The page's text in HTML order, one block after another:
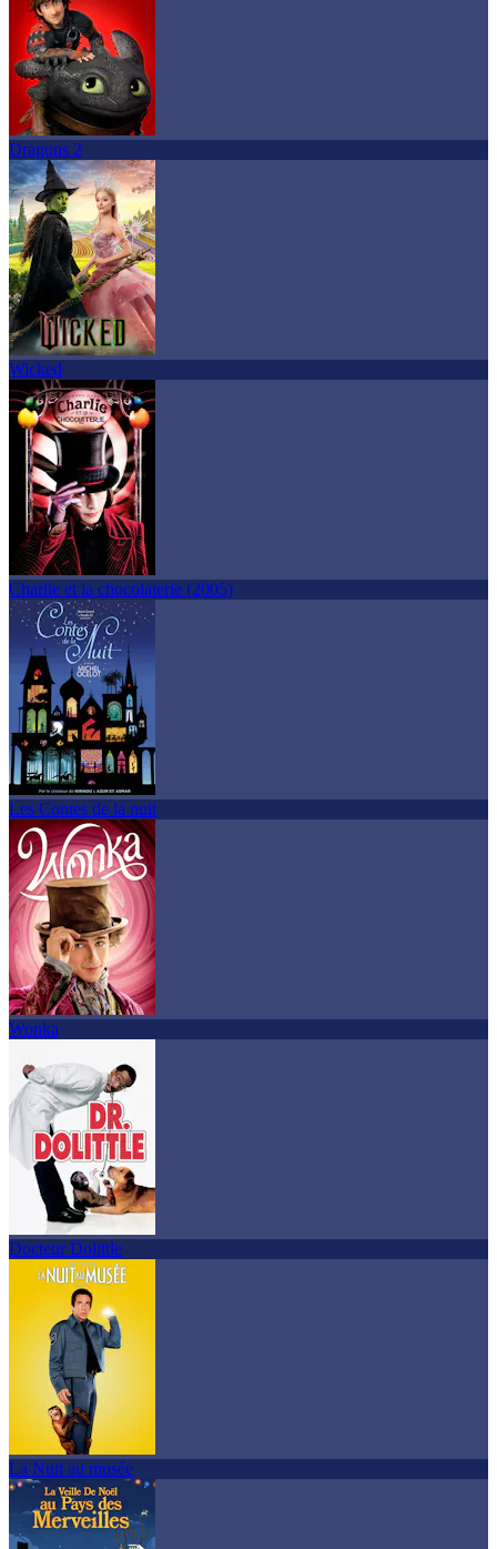
Dragons 2
Wicked
Charlie et la chocolaterie (2005)
Les Contes de la nuit
Wonka
Docteur Dolittle
La Nuit au musée